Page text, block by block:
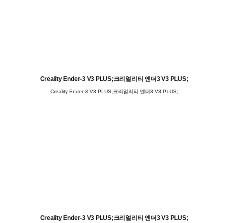
Creality Ender-3 V3 PLUS;크리얼리티 엔더3 V3 PLUS;
Creality Ender-3 V3 PLUS;크리얼리티 엔더3 V3 PLUS;
Creality Ender-3 V3 PLUS;크리얼리티 엔더3 V3 PLUS;